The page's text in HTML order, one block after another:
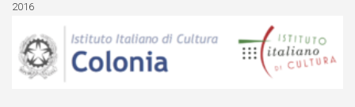
2016